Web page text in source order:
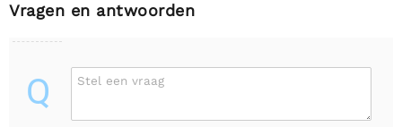
Vragen en antwoorden
Q Stel een vraag